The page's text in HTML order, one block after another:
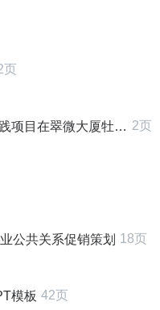
页
在翠微大厦牡丹园店... 2页
公共关系促销策划 18页
模板 42页